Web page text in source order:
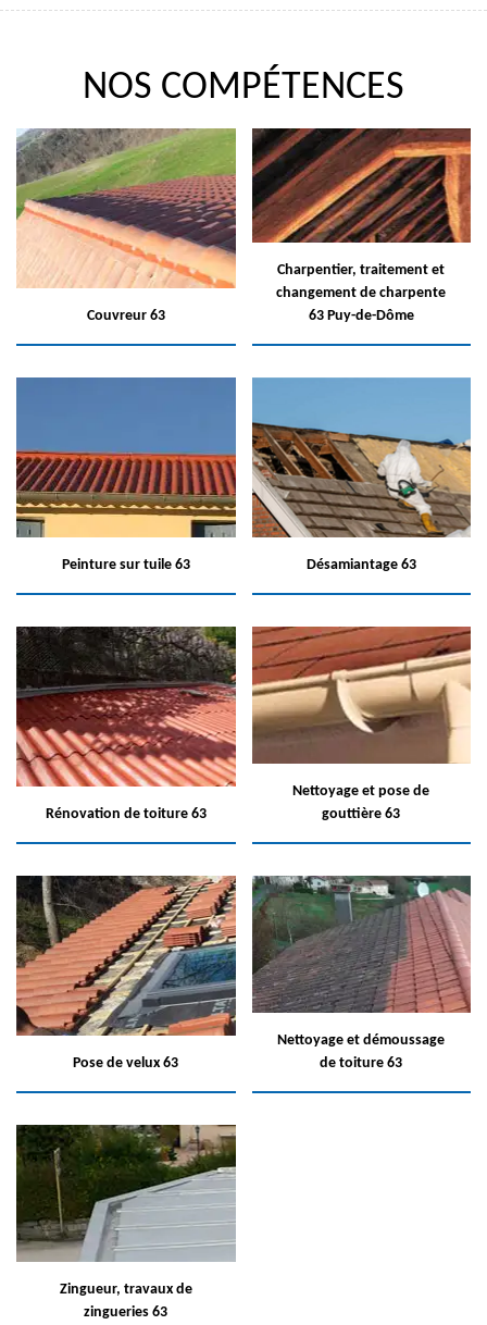
NOS COMPÉTENCES
Couvreur 63
Charpentier, traitement et
changement de charpente
63 Puy-de-Dôme
Peinture sur tuile 63 Désamiantage 63
Rénovation de toiture 63
Nettoyage et pose de
gouttière 63
Pose de velux 63
Nettoyage et démoussage
de toiture 63
Zingueur, travaux de
zingueries 63